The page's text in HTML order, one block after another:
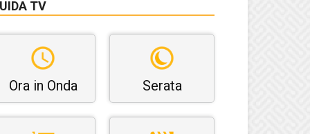
TV
Ora in Onda Serata